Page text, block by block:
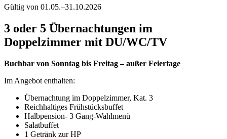
Gültig von 01.05.–31.10.2026
3 oder 5 Übernachtungen im
Doppelzimmer mit DU/WC/TV
Buchbar von Sonntag bis Freitag – außer Feiertage
Im Angebot enthalten:
Übernachtung im Doppelzimmer, Kat. 3
Reichhaltiges Frühstücksbuffet
Halbpension- 3 Gang-Wahlmenü
Salatbuffet
1 Getränk zur HP